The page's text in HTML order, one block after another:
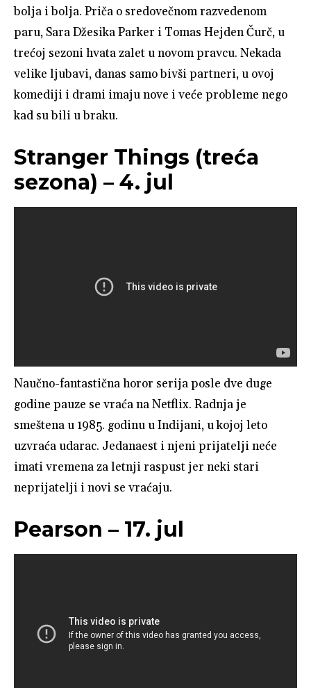
bolja i bolja. Priča o sredovečnom razvedenom
paru, Sara Džesika Parker i Tomas Hejden Čurč, u
trećoj sezoni hvata zalet u novom pravcu. Nekada
velike ljubavi, danas samo bivši partneri, u ovoj
komediji i drami imaju nove i veće probleme nego
kad su bili u braku.
Stranger Things (treća
sezona) – 4. jul
Naučno-fantastična horor serija posle dve duge
godine pauze se vraća na Netflix. Radnja je
smeštena u 1985. godinu u Indijani, u kojoj leto
uzvraća udarac. Jedanaest i njeni prijatelji neće
imati vremena za letnji raspust jer neki stari
neprijatelji i novi se vraćaju.
Pearson – 17. jul